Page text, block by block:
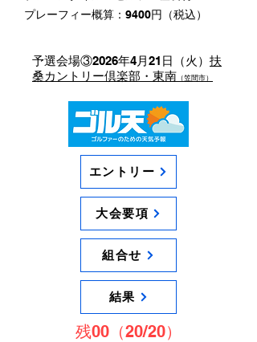
​プレーフィー概算：9400円（税込）
予選会場③2026年4月21日（火） 扶
桑カントリー倶楽部・東南 （笠間市）
エントリー
大会要項
組合せ
結果
残00（20/20）